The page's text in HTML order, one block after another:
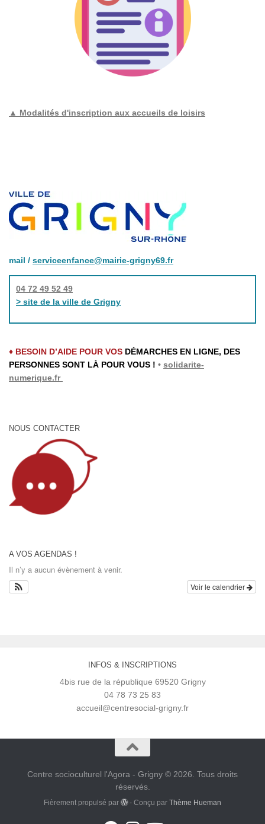
▲ Modalités d'inscription aux accueils de loisirs
mail / serviceenfance@mairie-grigny69.fr
04 72 49 52 49
> site de la ville de Grigny
♦ BESOIN D’AIDE POUR VOS DÉMARCHES EN LIGNE, DES
PERSONNES SONT LÀ POUR VOUS ! • solidarite-
numerique.fr
NOUS CONTACTER
A VOS AGENDAS !
Il n’y a aucun évènement à venir.
Voir le calendrier
INFOS & INSCRIPTIONS
4bis rue de la république 69520 Grigny
04 78 73 25 83
accueil@centresocial-grigny.fr
Centre socioculturel l'Agora - Grigny © 2026. Tous droits
réservés.
Fièrement propulsé par - Conçu parThème Hueman